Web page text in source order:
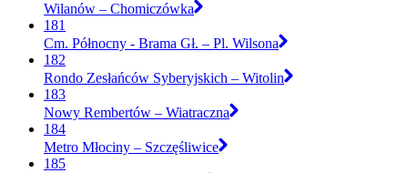
Wilanów – Chomiczówka
181
Cm. Północny - Brama Gł. – Pl. Wilsona
182
Rondo Zesłańców Syberyjskich – Witolin
183
Nowy Rembertów – Wiatraczna
184
Metro Młociny – Szczęśliwice
185